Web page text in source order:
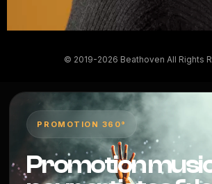
© 2019-2026 Beathoven All Rights
PROMOTION 360°
Promotion